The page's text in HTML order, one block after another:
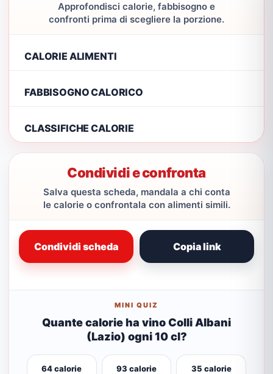
Approfondisci calorie, fabbisogno e
confronti prima di scegliere la porzione.
CALORIE ALIMENTI
FABBISOGNO CALORICO
CLASSIFICHE CALORIE
Condividi e confronta
Salva questa scheda, mandala a chi conta
le calorie o confrontala con alimenti simili.
Condividi scheda Copia link
MINI QUIZ
Quante calorie ha vino Colli Albani
(Lazio) ogni 10 cl?
64 calorie 93 calorie 35 calorie